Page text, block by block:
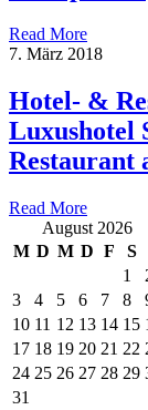
Read More
7. März 2018
Hotel- &
Luxushotel
Restaurant
Read More
August 2026
M D M D F S
1
3
4 5 6 7 8
10 11 12 13 14 15
17 18 19 20 21 22
24 25 26 27 28 29
31